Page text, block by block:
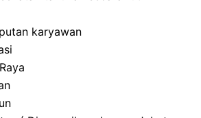
karyawan